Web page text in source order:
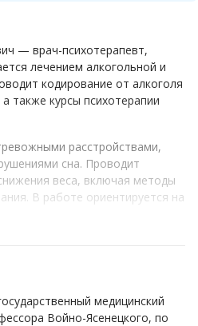
— врач-психотерапевт,
лечением алкогольной и
кодирование от алкоголя
также курсы психотерапии
расстройствами,
сна. Проводит
веса, включая методы
В работе ориентируется на
медицинский
Войно-Ясенецкого, по